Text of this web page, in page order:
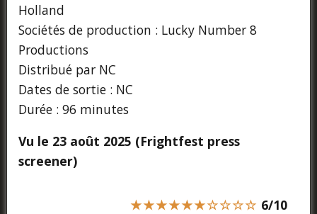
Holland
Sociétés de production : Lucky Number 8
Productions
Distribué par NC
Dates de sortie : NC
Durée : 96 minutes
Vu le 23 août 2025 (Frightfest press
screener)
★★★★★★☆☆☆☆ 6/10